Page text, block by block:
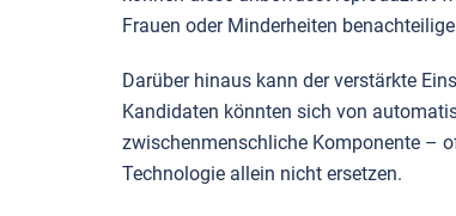
Frauen oder Minderheiten
Darüber hinaus kann der verstärkte
Kandidaten könnten sich von
zwischenmenschliche Komponente –
Technologie allein nicht ersetzen.